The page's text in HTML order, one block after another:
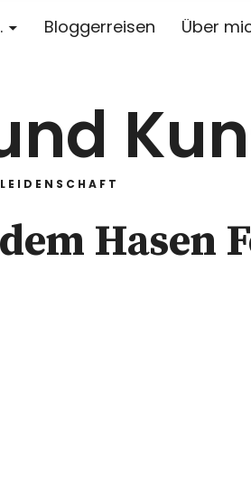
Bloggerreisen Über
Hasen